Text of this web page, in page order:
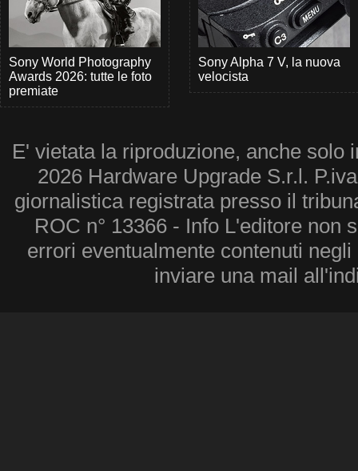
Sony World Photography
Awards 2026: tutte le foto
premiate
Sony Alpha 7 V, la nuova
velocista
E' vietata la riproduzione, anche solo
2026 Hardware Upgrade S.r.l.
giornalistica registrata presso il
ROC n° 13366 - Info L'editore non
errori eventualmente contenuti
inviare una mail